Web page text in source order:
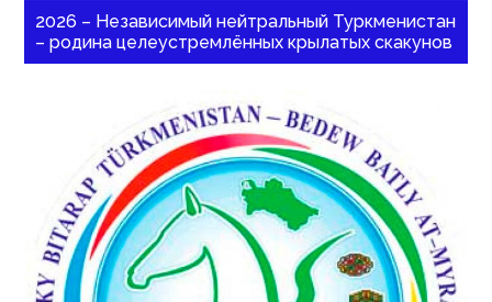
2026 – Независимый нейтральный Туркменистан
– родина целеустремлённых крылатых скакунов